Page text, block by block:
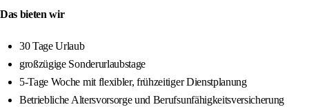
Das bieten wir
30 Tage Urlaub
großzügige Sonderurlaubstage
5-Tage Woche mit flexibler, frühzeitiger Dienstplanung
Betriebliche Altersvorsorge und Berufsunfähigkeitsversicherung